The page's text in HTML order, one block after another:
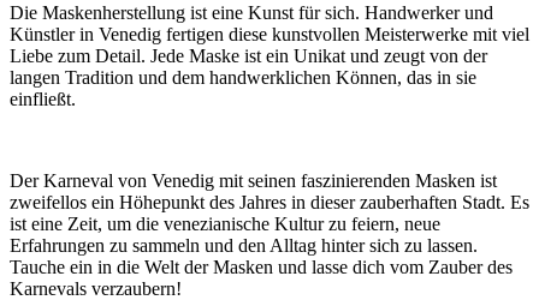
Die Maskenherstellung ist eine Kunst für sich. Handwerker und
Künstler in Venedig fertigen diese kunstvollen Meisterwerke mit viel
Liebe zum Detail. Jede Maske ist ein Unikat und zeugt von der
langen Tradition und dem handwerklichen Können, das in sie
einfließt.
Der Karneval von Venedig mit seinen faszinierenden Masken ist
zweifellos ein Höhepunkt des Jahres in dieser zauberhaften Stadt. Es
ist eine Zeit, um die venezianische Kultur zu feiern, neue
Erfahrungen zu sammeln und den Alltag hinter sich zu lassen.
Tauche ein in die Welt der Masken und lasse dich vom Zauber des
Karnevals verzaubern!